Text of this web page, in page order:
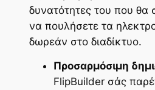
δυνατότητες του που θα
να πουλήσετε τα
δωρεάν στο διαδίκτυο.
Προσαρμόσιμη
FlipBuilder σάς